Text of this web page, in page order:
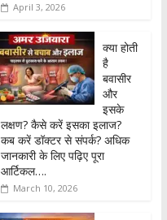
April 3, 2026
क्या होती
है
बवासीर
और
इसके
लक्षण? कैसे करें इसका इलाज?
कब करें डॉक्टर से संपर्क? अधिक
जानकारी के लिए पढ़िए पूरा
आर्टिकल….
March 10, 2026